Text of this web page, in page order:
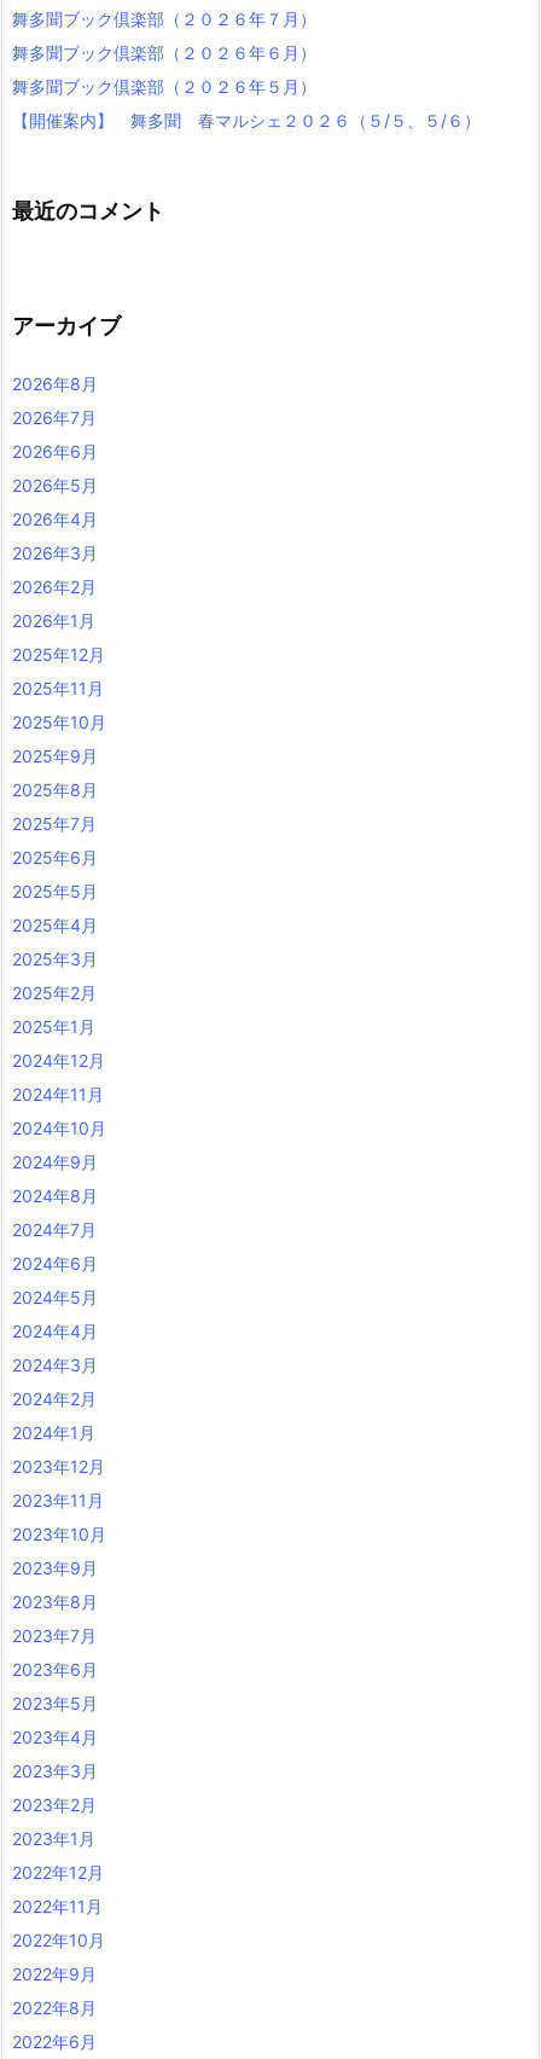
舞多聞ブック倶楽部（２０２６年７月）
舞多聞ブック倶楽部（２０２６年６月）
舞多聞ブック倶楽部（２０２６年５月）
【開催案内】 舞多聞 春マルシェ２０２６（５/５、５/６）
最近のコメント
アーカイブ
2026年8月
2026年7月
2026年6月
2026年5月
2026年4月
2026年3月
2026年2月
2026年1月
2025年12月
2025年11月
2025年10月
2025年9月
2025年8月
2025年7月
2025年6月
2025年5月
2025年4月
2025年3月
2025年2月
2025年1月
2024年12月
2024年11月
2024年10月
2024年9月
2024年8月
2024年7月
2024年6月
2024年5月
2024年4月
2024年3月
2024年2月
2024年1月
2023年12月
2023年11月
2023年10月
2023年9月
2023年8月
2023年7月
2023年6月
2023年5月
2023年4月
2023年3月
2023年2月
2023年1月
2022年12月
2022年11月
2022年10月
2022年9月
2022年8月
2022年6月